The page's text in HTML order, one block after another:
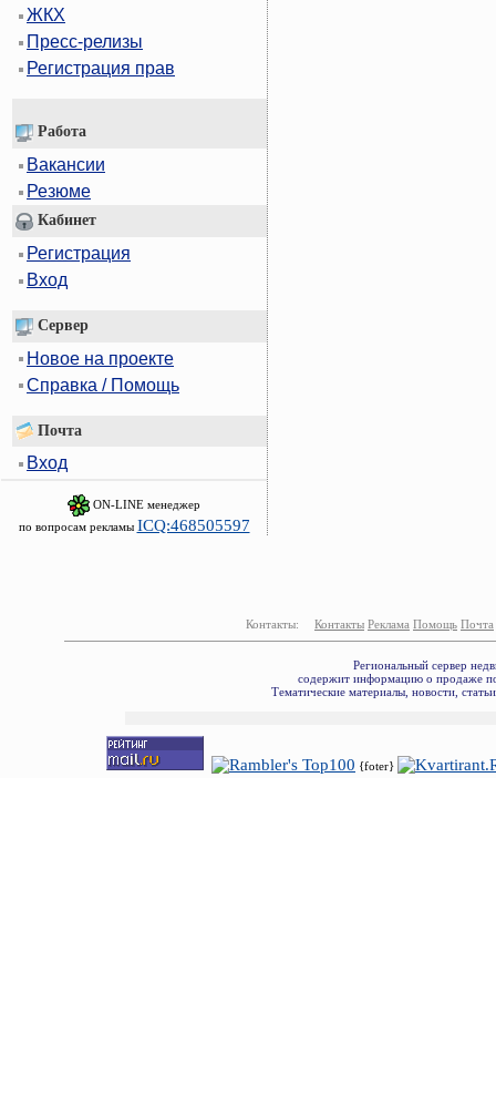
ЖКХ
Пресс-релизы
Регистрация прав
Работа
Вакансии
Резюме
Кабинет
Регистрация
Вход
Сервер
Новое на проекте
Справка / Помощь
Почта
Вход
ON-LINE менеджер
по вопросам рекламы ICQ:468505597
Контакты: Контакты Реклама Помощь Почта
Региональный сервер
содержит информацию о продаже
Тематические материалы, новости,
{foter}